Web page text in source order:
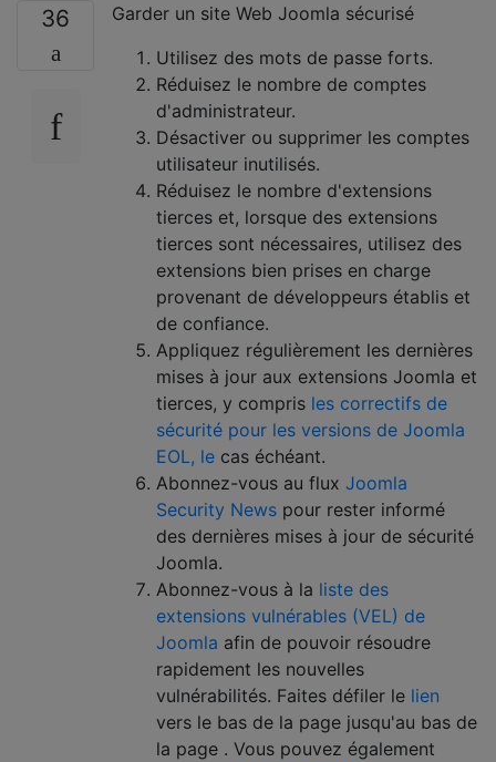
36
Garder un site Web Joomla sécurisé
Utilisez des mots de passe forts.
Réduisez le nombre de comptes
d'administrateur.
Désactiver ou supprimer les comptes
utilisateur inutilisés.
Réduisez le nombre d'extensions
tierces et, lorsque des extensions
tierces sont nécessaires, utilisez des
extensions bien prises en charge
provenant de développeurs établis et
de confiance.
Appliquez régulièrement les dernières
mises à jour aux extensions Joomla et
tierces, y compris les correctifs de
sécurité pour les versions de Joomla
EOL, le cas échéant.
Abonnez-vous au flux Joomla
Security News pour rester informé
des dernières mises à jour de sécurité
Joomla.
Abonnez-vous à la liste des
extensions vulnérables (VEL) de
Joomla afin de pouvoir résoudre
rapidement les nouvelles
vulnérabilités. Faites défiler le lien
vers le bas de la page jusqu'au bas de
la page . Vous pouvez également